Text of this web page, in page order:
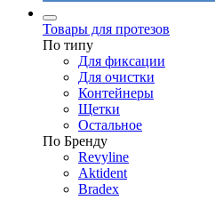
Товары для протезов
По типу
Для фиксации
Для очистки
Контейнеры
Щетки
Остальное
По Бренду
Revyline
Aktident
Bradex